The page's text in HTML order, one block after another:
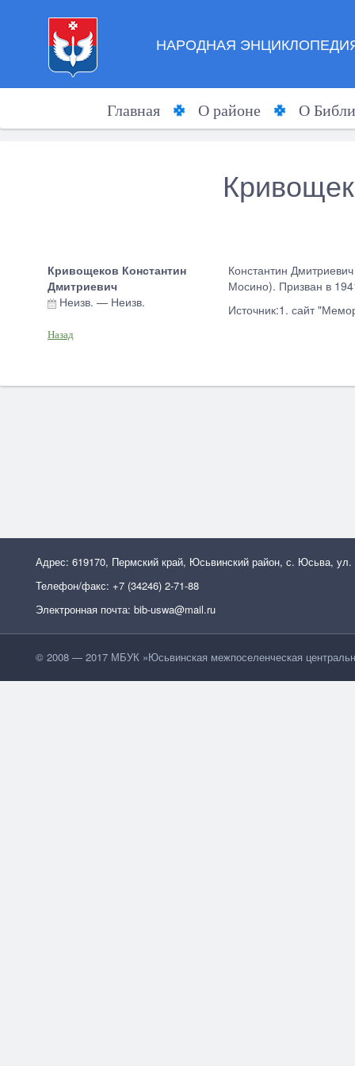
НАРОДНАЯ
Главная О районе О
Кривощеков Константин
Дмитриевич
Неизв. — Неизв.
Константин
Мосино). Призван в
Источник:1. сайт
Назад
Адрес: 619170, Пермский край, Юсьвинский район, с. Юсьва, ул.
Телефон/факс: +7 (34246) 2-71-88
Электронная почта: bib-uswa@mail.ru
© 2008 — 2017 МБУК »Юсьвинская межпоселенческая